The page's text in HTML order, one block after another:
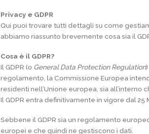
Privacy e GDPR
Qui puoi trovare tutti dettagli su come
abbiamo riassunto brevemente cosa sia il
Cosa è il GDPR?
Il GDPR (o General Data Protection Regulation
regolamento, la Commissione Europea
residenti nell’Unione europea, sia all’interno
Il GDPR entra definitivamente in vigore dal
Sebbene il GDPR sia un regolamento
europei e che quindi ne gestiscono i dati.